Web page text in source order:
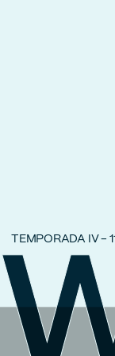
TEMPORADA IV -